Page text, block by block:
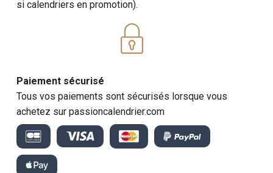
si calendriers en promotion).
Paiement sécurisé
Tous vos paiements sont sécurisés lorsque vous
achetez sur passioncalendrier.com